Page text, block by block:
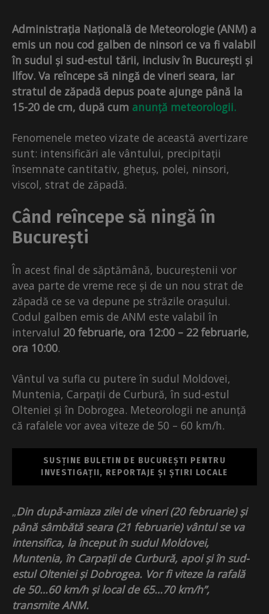
Administrația Națională de Meteorologie (ANM) a
emis un nou cod galben de ninsori ce va fi valabil
în sudul și sud-estul tării, inclusiv în București și
Ilfov. Va reîncepe să ningă de vineri seara, iar
stratul de zăpadă depus poate ajunge până la
15-20 de cm, după cum anunță meteorologii.
Fenomenele meteo vizate de această avertizare
sunt: intensificări ale vântului, precipitații
însemnate cantitativ, ghețuș, polei, ninsori,
viscol, strat de zăpadă.
Când reîncepe să ningă în
București
În acest final de săptămână, bucureștenii vor
avea parte de vreme rece și de un nou strat de
zăpadă ce se va depune pe străzile orașului.
Codul galben emis de ANM este valabil în
intervalul 20 februarie, ora 12:00 – 22 februarie,
ora 10:00.
Vântul va sufla cu putere în sudul Moldovei,
Muntenia, Carpații de Curbură, în sud-estul
Olteniei și în Dobrogea. Meteorologii ne anunță
că rafalele vor avea viteze de 50 – 60 km/h.
SUSȚINE BULETIN DE BUCUREȘTI PENTRU
INVESTIGAȚII, REPORTAJE ȘI ȘTIRI LOCALE
„Din după-amiaza zilei de vineri (20 februarie) și
până sâmbătă seara (21 februarie) vântul se va
intensifica, la început în sudul Moldovei,
Muntenia, în Carpații de Curbură, apoi și în sud-
estul Olteniei și Dobrogea. Vor fi viteze la rafală
de 50…60 km/h și local de 65…70 km/h”,
transmite ANM.